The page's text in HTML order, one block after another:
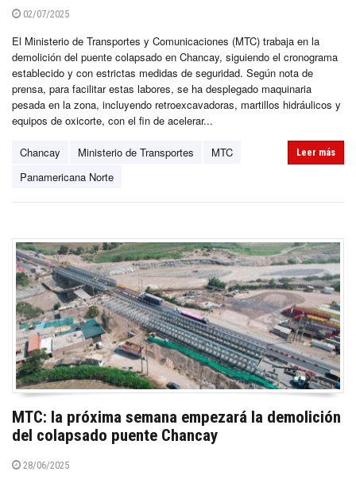
02/07/2025
El Ministerio de Transportes y Comunicaciones (MTC) trabaja en la
demolición del puente colapsado en Chancay, siguiendo el cronograma
establecido y con estrictas medidas de seguridad. Según nota de
prensa, para facilitar estas labores, se ha desplegado maquinaria
pesada en la zona, incluyendo retroexcavadoras, martillos hidráulicos y
equipos de oxicorte, con el fin de acelerar...
Chancay Ministerio de Transportes
MTC
Panamericana Norte
Leer más
MTC: la próxima semana empezará la demolición
del colapsado puente Chancay
28/06/2025